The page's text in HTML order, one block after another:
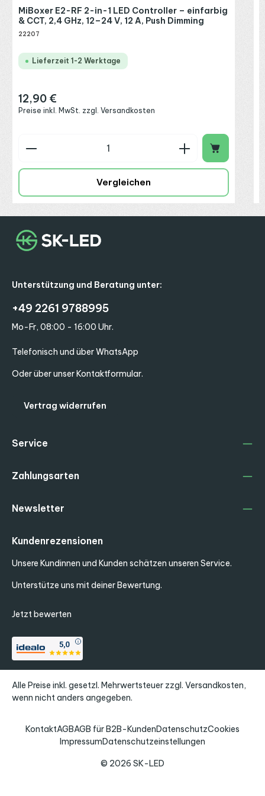
MiBoxer E2-RF 2-in-1 LED Controller – einfarbig
& CCT, 2,4 GHz, 12–24 V, 12 A, Push Dimming
22207
Lieferzeit 1-2 Werktage
Regulärer Preis:
12,90 €
Preise inkl. MwSt. zzgl. Versandkosten
Produkt Anzahl: Gib den gewünschten Wert
Vergleichen
Unterstützung und Beratung unter:
+49 2261 9788995
Mo-Fr, 08:00 - 16:00 Uhr.
Telefonisch und über WhatsApp
Oder über unserKontaktformular.
Vertrag widerrufen
Service
Zahlungsarten
Kundenrezensionen
Unsere Kundinnen und Kunden schätzen unseren Service.
Unterstütze uns mit deiner Bewertung.
Jetzt bewerten
Newsletter
Alle Preise inkl. gesetzl. Mehrwertsteuer zzgl. Versandkosten,
wenn nicht anders angegeben.
© 2026 SK-LED
KontaktAGBAGB für B2B-KundenDatenschutzCookies
ImpressumDatenschutzeinstellungen